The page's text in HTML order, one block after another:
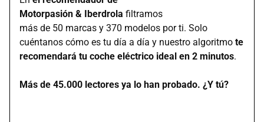
Motorpasión & Iberdrola filtramos
más de 50 marcas y 370 modelos por ti. Solo
cuéntanos cómo es tu día a día y nuestro algoritmo te
recomendará tu coche eléctrico ideal en 2 minutos.
Más de 45.000 lectores ya lo han probado. ¿Y tú?